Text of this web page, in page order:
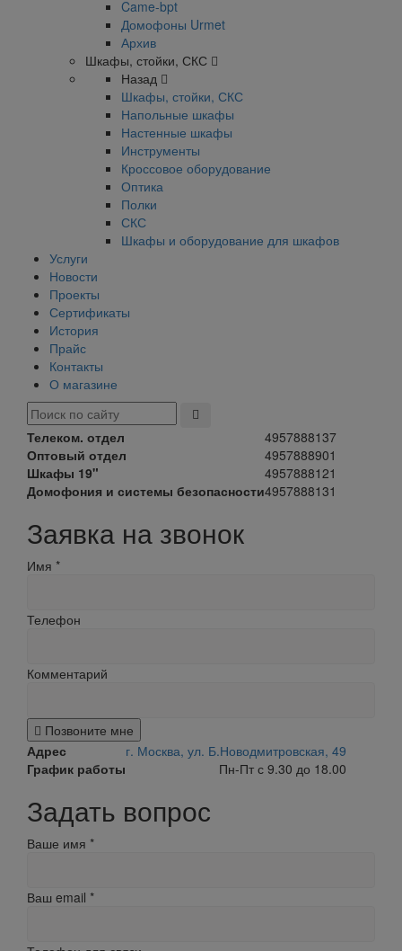
Came-bpt
Домофоны Urmet
Архив
Шкафы, стойки, СКС
Назад
Шкафы, стойки, СКС
Напольные шкафы
Настенные шкафы
Инструменты
Кроссовое оборудование
Оптика
Полки
СКС
Шкафы и оборудование для шкафов
Услуги
Новости
Проекты
Сертификаты
История
Прайс
Контакты
О магазине
Телеком. отдел
4957888137
Оптовый отдел
4957888901
Шкафы 19"
4957888121
Домофония и системы безопасности4957888131
Заявка на звонок
Имя *
Телефон
Комментарий
Позвоните мне
Адрес
г. Москва, ул. Б.Новодмитровская, 49
График работы
Пн-Пт с 9.30 до 18.00
Задать вопрос
Ваше имя *
Ваш email *